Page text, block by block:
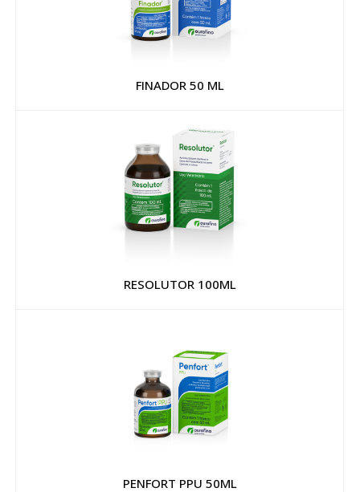
FINADOR 50 ML
RESOLUTOR 100ML
PENFORT PPU 50ML